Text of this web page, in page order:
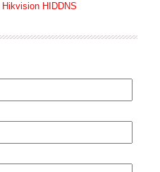
HIDDNS